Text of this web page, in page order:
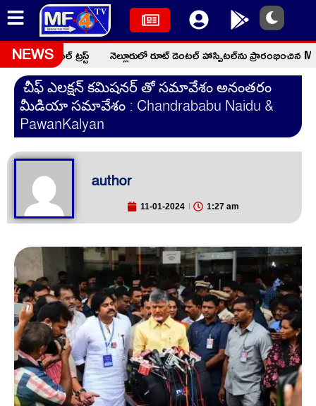
NEWS
చారిటబుల్ ట్రస్ట్ నెల్లూరులో రూట్ డెంటల్ హాస్పిటల్‌ను ప్రారంభించిన
చీఫ్ ఎలక్షన్ కమిషనర్ తో సమావేశం అనంతరం
మీడియా సమావేశం : Chandrababu Naidu &
PawanKalyan
author
11-01-2024 1:27 am